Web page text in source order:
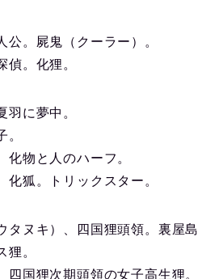
公。屍鬼（クーラー）。
偵。化狸。
羽に夢中。
。
化物と人のハーフ。
化狐。トリックスター。
タヌキ）、四国狸頭領。裏屋島
狸。
四国狸次期頭領の女子高生狸。